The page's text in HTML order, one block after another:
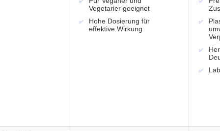
Vegetarier geeignet
Hohe Dosierung für
effektive Wirkung